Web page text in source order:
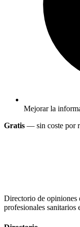
Mejorar la
Gratis — sin coste por
Directorio de opiniones
profesionales sanitarios